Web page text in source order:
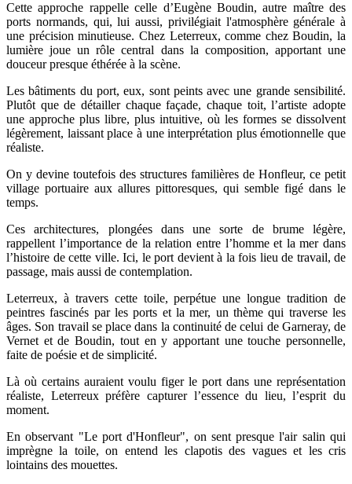
Cette approche rappelle celle d’Eugène Boudin, autre maître des
ports normands, qui, lui aussi, privilégiait l'atmosphère générale à
une précision minutieuse. Chez Leterreux, comme chez Boudin, la
lumière joue un rôle central dans la composition, apportant une
douceur presque éthérée à la scène.
Les bâtiments du port, eux, sont peints avec une grande sensibilité.
Plutôt que de détailler chaque façade, chaque toit, l’artiste adopte
une approche plus libre, plus intuitive, où les formes se dissolvent
légèrement, laissant place à une interprétation plus émotionnelle que
réaliste.
On y devine toutefois des structures familières de Honfleur, ce petit
village portuaire aux allures pittoresques, qui semble figé dans le
temps.
Ces architectures, plongées dans une sorte de brume légère,
rappellent l’importance de la relation entre l’homme et la mer dans
l’histoire de cette ville. Ici, le port devient à la fois lieu de travail, de
passage, mais aussi de contemplation.
Leterreux, à travers cette toile, perpétue une longue tradition de
peintres fascinés par les ports et la mer, un thème qui traverse les
âges. Son travail se place dans la continuité de celui de Garneray, de
Vernet et de Boudin, tout en y apportant une touche personnelle,
faite de poésie et de simplicité.
Là où certains auraient voulu figer le port dans une représentation
réaliste, Leterreux préfère capturer l’essence du lieu, l’esprit du
moment.
En observant "Le port d'Honfleur", on sent presque l'air salin qui
imprègne la toile, on entend les clapotis des vagues et les cris
lointains des mouettes.